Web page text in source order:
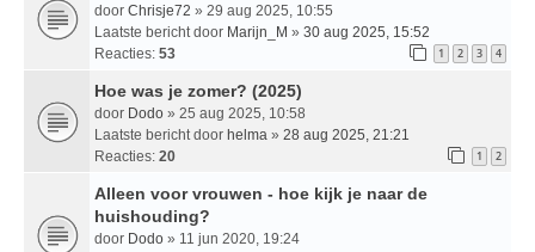
door Chrisje72 » 29 aug 2025, 10:55
Laatste bericht door Marijn_M » 30 aug 2025, 15:52
Reacties: 53 1 2 3 4
Hoe was je zomer? (2025)
door Dodo » 25 aug 2025, 10:58
Laatste bericht door helma » 28 aug 2025, 21:21
Reacties: 20 1 2
Alleen voor vrouwen - hoe kijk je naar de
huishouding?
door Dodo » 11 jun 2020, 19:24